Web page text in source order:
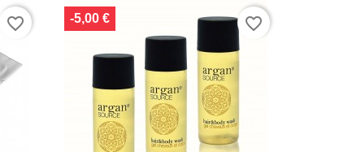
favorite_border -5,00 € favorite_border